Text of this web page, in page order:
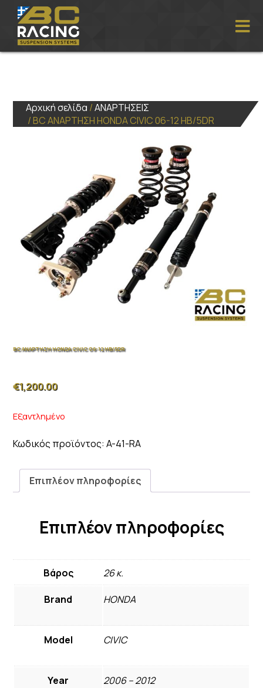
Αρχική σελίδα /ΑΝΑΡΤΗΣΕΙΣ
/ BC ΑΝΑΡΤΗΣΗ HONDA CIVIC 06-12 HB/5DR
BC ΑΝΑΡΤΗΣΗ HONDA CIVIC 06-12 HB/5DR
€1,200.00
Εξαντλημένο
Κωδικός προϊόντος: A-41-RA
Επιπλέον πληροφορίες
Επιπλέον πληροφορίες
Βάρος 26 κ.
Brand HONDA
Model CIVIC
Year 2006 – 2012